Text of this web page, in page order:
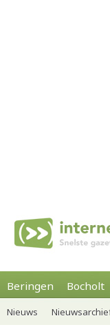
Beringen Bocholt
Nieuws